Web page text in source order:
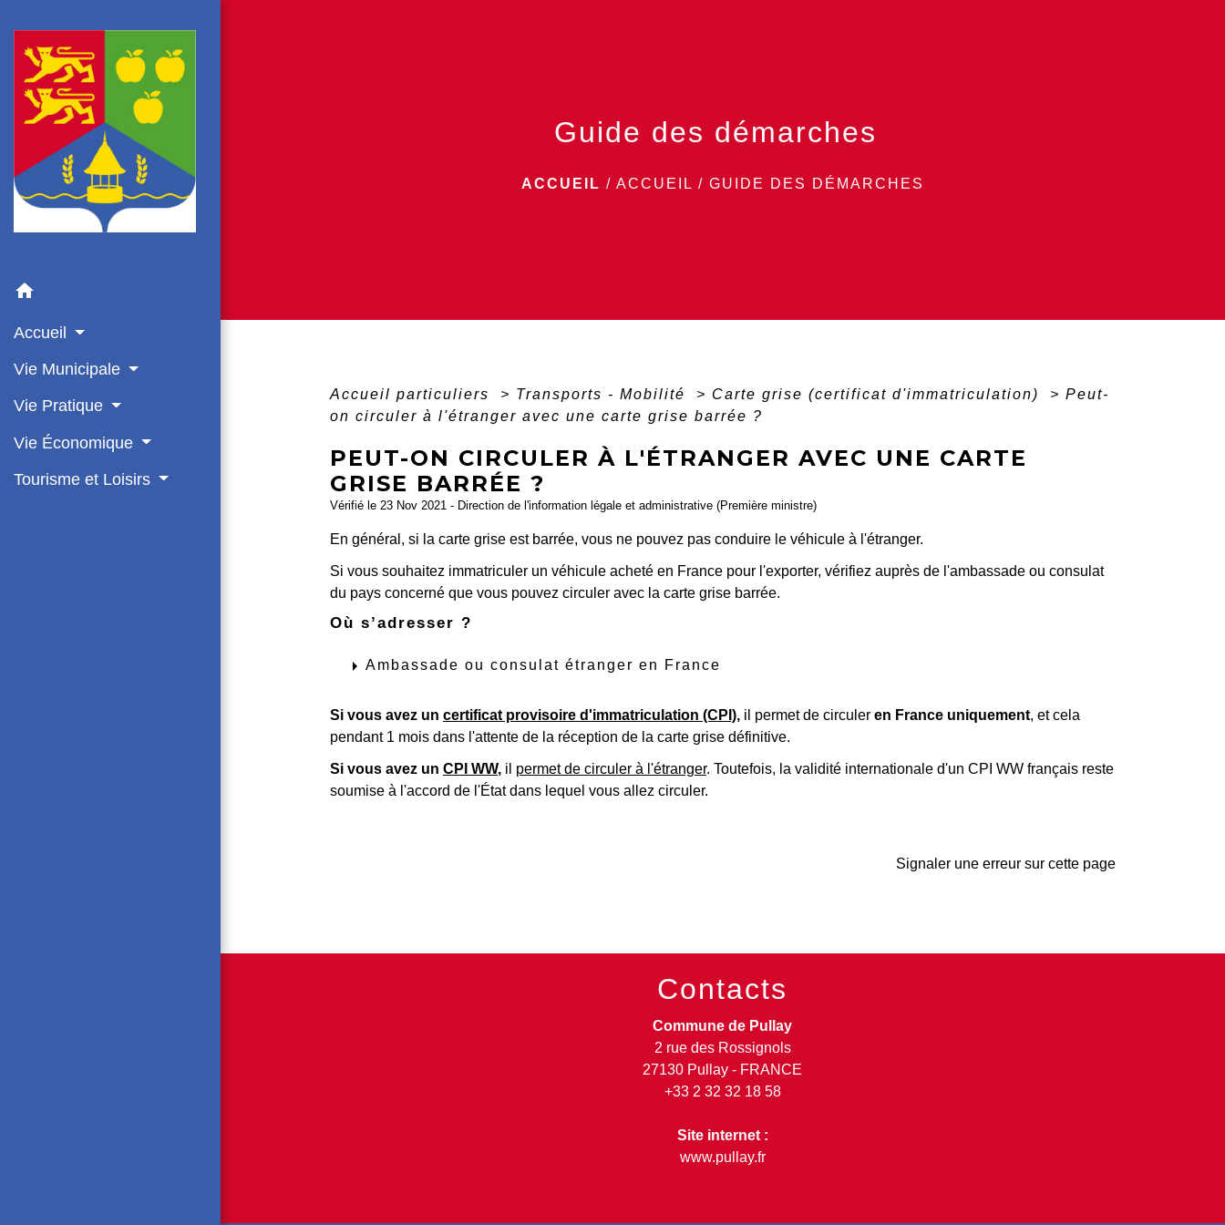
home
Accueil
Vie Municipale
Vie Pratique
Vie Économique
Tourisme et Loisirs
Guide des démarches
ACCUEIL / ACCUEIL / GUIDE DES DÉMARCHES
Accueil particuliers > Transports - Mobilité > Carte grise (certificat d'immatriculation) > Peut-
on circuler à l'étranger avec une carte grise barrée ?
PEUT-ON CIRCULER À L'ÉTRANGER AVEC UNE CARTE
GRISE BARRÉE ?
Vérifié le 23 Nov 2021 - Direction de l'information légale et administrative (Première ministre)
En général, si la carte grise est barrée, vous ne pouvez pas conduire le véhicule à l'étranger.
Si vous souhaitez immatriculer un véhicule acheté en France pour l'exporter, vérifiez auprès de l'ambassade ou consulat
du pays concerné que vous pouvez circuler avec la carte grise barrée.
Où s’adresser ?
arrow_right Ambassade ou consulat étranger en France
Si vous avez un certificat provisoire d'immatriculation (CPI),il permet de circuler en France uniquement, et cela
pendant 1 mois dans l'attente de la réception de la carte grise définitive.
Si vous avez un CPI WW,il permet de circuler à l'étranger. Toutefois, la validité internationale d'un CPI WW français reste
soumise à l'accord de l'État dans lequel vous allez circuler.
Signaler une erreur sur cette page
Contacts
Commune de Pullay
2 rue des Rossignols
27130 Pullay - FRANCE
+33 2 32 32 18 58
Site internet :
www.pullay.fr